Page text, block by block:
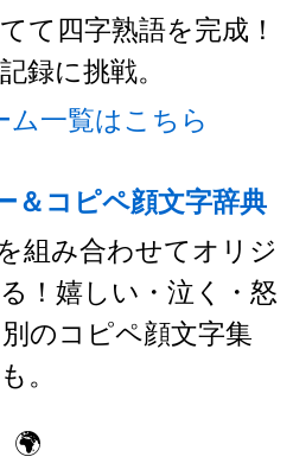
て四字熟語を完成！
録に挑戦。
ム一覧はこちら
＆コピペ顔文字辞典
組み合わせてオリジ
！嬉しい・泣く・怒
のコピペ顔文字集
も。
🌍